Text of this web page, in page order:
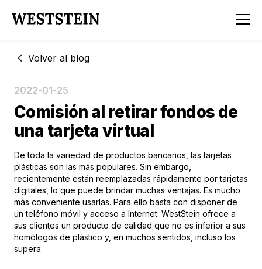
Volver al blog
2022-01-25
Comisión al retirar fondos de
una tarjeta virtual
De toda la variedad de productos bancarios, las tarjetas
plásticas son las más populares. Sin embargo,
recientemente están reemplazadas rápidamente por tarjetas
digitales, lo que puede brindar muchas ventajas. Es mucho
más conveniente usarlas. Para ello basta con disponer de
un teléfono móvil y acceso a Internet. WestStein ofrece a
sus clientes un producto de calidad que no es inferior a sus
homólogos de plástico y, en muchos sentidos, incluso los
supera.